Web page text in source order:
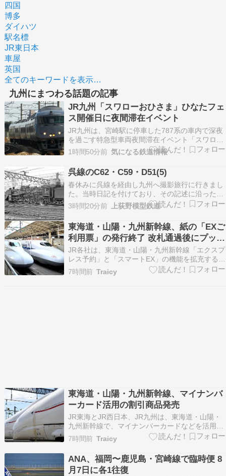
四国
博多
ダイハツ
駅名標
JR東日本
車屋
英国
全てのキーワードを表示…
九州にまつわる話題の記事
JR九州「スワローおひさま」ひなたフェ
ス開催日に夜間滞在イベント
JR九州は、宮崎駅に停車した787系の車内で深夜
を過ごす特急型車両夜間滞在イベント「スワロー
おひさま」を「ひなたフェス 2026」開催日の9月
5・6日に実施すると発表した。普段と異なる夜間
の車内空間と雰囲気を楽しめる企画
1時間50分前 気になる鉄道情報
呉線のC62・C59・D51(5)
春休みに呉線を経由し九州へ撮影旅行に行きまし
た。当時日記を付けており、その記述に沿った撮
影内容はすでに記事にしています。当ブログ内
「昭和45年九州SL撮影旅行記」を参照してくだ
さい。 今回は上記で省略した写真を含めて時系列
で紹介していきます。昭和45年3月24日（引き続
きC59…
3時間20分前 上荻野模型鉄道
東海道・山陽・九州新幹線、紙の「EXご
利用票」の発行終了 改札通過後にプッシ
ュ通知で座席案内
JR各社は、東海道・山陽・九州新幹線「エクスプ
レス予約」と「スマートEX」の機能を拡充する。
9月15日から、乗車当日に「EXアプリ」を起動す
ることで「座席のご案内」を簡単に確認できるよ
7時間前 Traicy
東海道・山陽・九州新幹線、マイナンバ
ーカード活用の割引商品発売
JR東海とJR西日本、JR九州は、東海道・山陽・
九州新幹線で、マイナンバーカードなどを活用し
た割引商品を発売する。 「EX 身体障がい者割
引」「EX 知的障がい者割引」は、身体障害者手
帳または療育手帳の交付を受けている割 […] 投稿
東海道・山陽・九州新幹線、マイナンバーカー…
7時間前 Traicy
ANA、福岡〜鹿児島・宮崎線で臨時便 8
月7日に各1往復